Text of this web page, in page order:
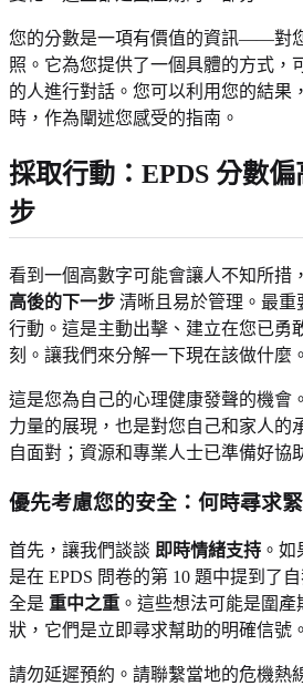
您的分數是一項有價值的資訊——對
照。它為您提供了一個具體的方式，
的人進行對話。您可以利用您的結果
時，作為闡述您感受的指南。
採取行動：EPDS 分數
步
看到一個高數字可能會讓人不知所措
高後的下一步 清晰且易於管理。最重
行動。這是主動出擊、建立在您已勇
刻。讓我們來分解一下現在該做什麼。
這是您為自己的心理健康發聲的機會
力量的展現，也是對您自己和家人的
自面對；資源和專業人士已準備好協
優先考慮您的安全：何時尋求
首先，讓我們談談 即時情緒支持 。
是在 EPDS 問卷的第 10 題中提到了
全是 重中之重 。這些想法可能是圍
狀，它們是立即尋求幫助的明確信號。
請勿延遲預約。請聯繫當地的危機熱